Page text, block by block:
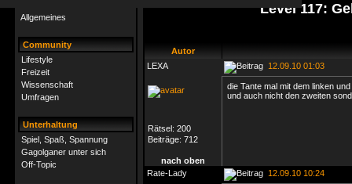
Allgemeines
Community
Lifestyle
Freizeit
Wissenschaft
Umfragen
Unterhaltung
Spiel, Spaß, Spannung
Gagolganer unter sich
Off-Topic
Level 117:
Autor
LEXA
12.09.10 01:03
Rätsel: 200
Beiträge: 712
die Tante mal mit dem linken
und auch nicht den zweiten
nach oben
Rate-Lady
12.09.10 10:24